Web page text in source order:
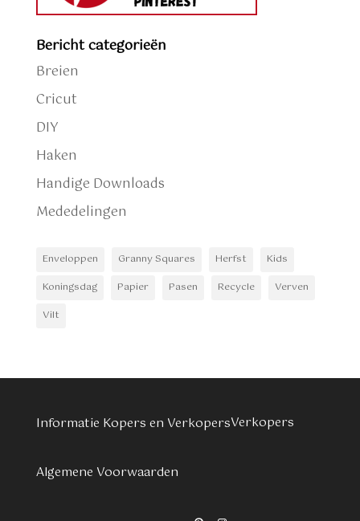
Bericht categorieën
Breien
Cricut
DIY
Haken
Handige Downloads
Mededelingen
Enveloppen Granny Squares Herfst
Kids
Koningsdag
Papier Pasen Recycle
Verven
Vilt
Informatie Kopers en VerkopersVerkopers
Algemene Voorwaarden